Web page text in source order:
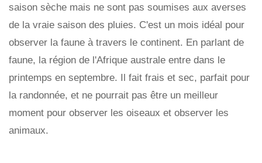
saison sèche mais ne sont pas soumises aux averses
de la vraie saison des pluies. C'est un mois idéal pour
observer la faune à travers le continent. En parlant de
faune, la région de l'Afrique australe entre dans le
printemps en septembre. Il fait frais et sec, parfait pour
la randonnée, et ne pourrait pas être un meilleur
moment pour observer les oiseaux et observer les
animaux.